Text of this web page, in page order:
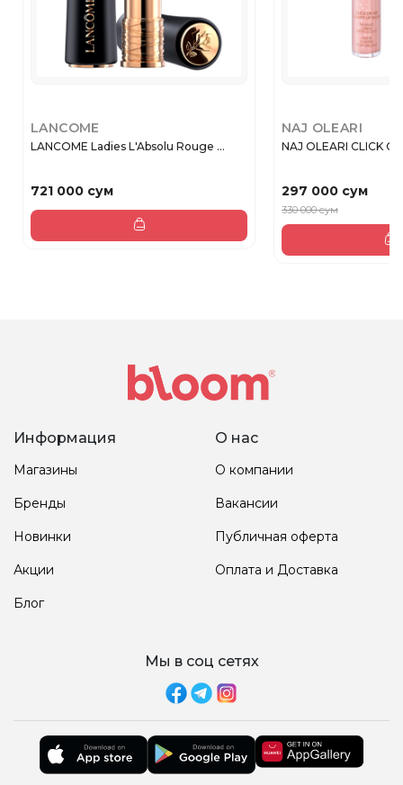
LANCOME
LANCOME Ladies L'Absolu Rouge ...
721 000 сум
NAJ OLEARI
NAJ OLEARI CLICK
297 000 сум
330 000 сум
Информация
Магазины
Бренды
Новинки
Акции
Блог
О нас
О компании
Вакансии
Публичная оферта
Оплата и Доставка
Мы в соц сетях